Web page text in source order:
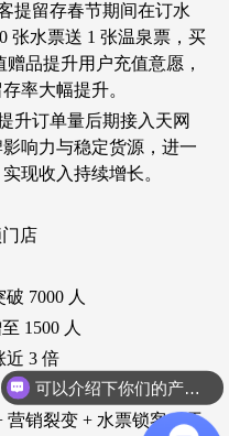
提留存春节期间在订水
张水票送 1 张温泉票，买
品提升用户充值意愿，
率大幅提升。
升订单量后期接入天网
响力与稳定货源，进一
现收入持续增长。
店
7000 人
1500 人
近 3 倍
销裂变 + 水票锁客 + 天
可以介绍下你们的产品么？